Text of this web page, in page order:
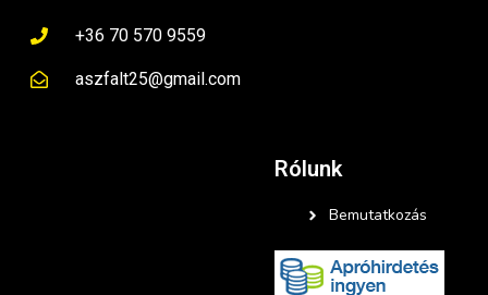
+36 70 570 9559
aszfalt25@gmail.com
Rólunk
Bemutatkozás